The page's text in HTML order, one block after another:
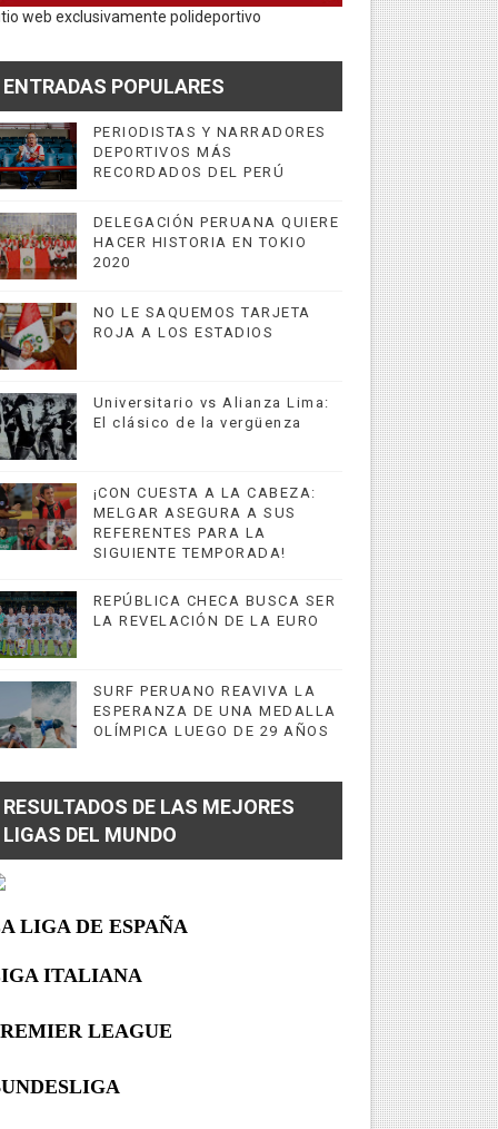
web exclusivamente polideportivo
ENTRADAS POPULARES
PERIODISTAS Y NARRADORES
DEPORTIVOS MÁS
RECORDADOS DEL PERÚ
DELEGACIÓN PERUANA QUIERE
HACER HISTORIA EN TOKIO
2020
NO LE SAQUEMOS TARJETA
ROJA A LOS ESTADIOS
Universitario vs Alianza Lima:
El clásico de la vergüenza
¡CON CUESTA A LA CABEZA:
MELGAR ASEGURA A SUS
REFERENTES PARA LA
SIGUIENTE TEMPORADA!
REPÚBLICA CHECA BUSCA SER
LA REVELACIÓN DE LA EURO
SURF PERUANO REAVIVA LA
ESPERANZA DE UNA MEDALLA
OLÍMPICA LUEGO DE 29 AÑOS
RESULTADOS DE LAS MEJORES
LIGAS DEL MUNDO
LIGA DE ESPAÑA
ITALIANA
LEAGUE